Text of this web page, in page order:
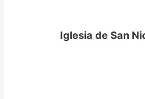
Iglesia de San